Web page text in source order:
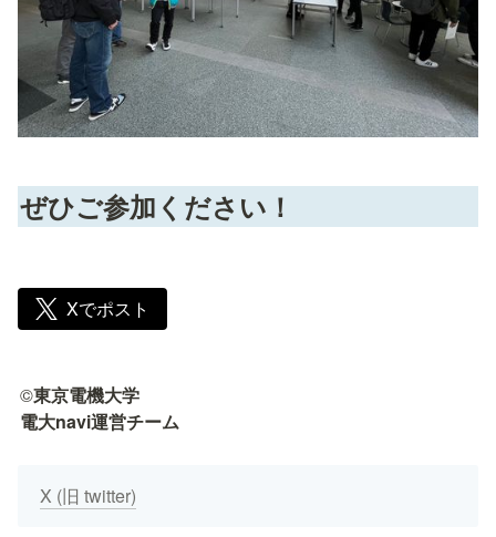
ぜひご参加ください！
Xでポスト
©東京電機大学
電大navi運営チーム
X (旧 twitter)